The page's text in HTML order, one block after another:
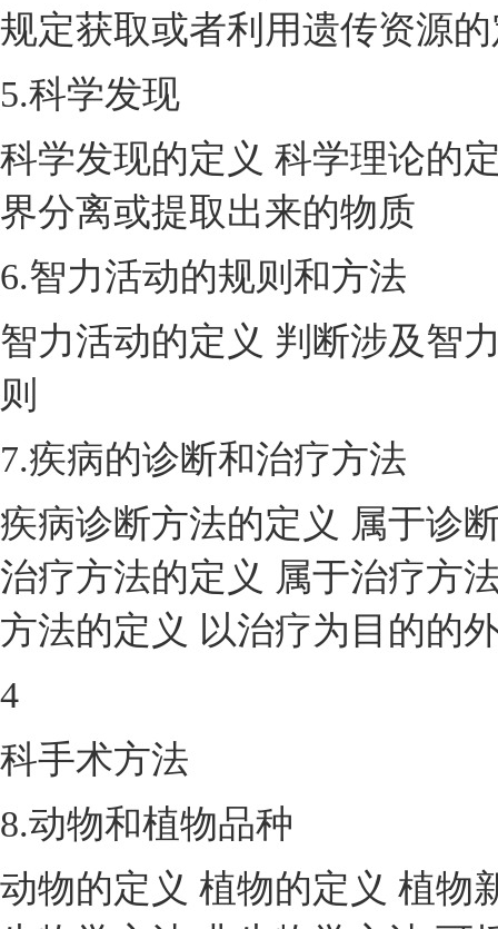
规定获取或者利用遗传资源
5.科学发现
科学发现的定义 科学理论的
界分离或提取出来的物质
6.智力活动的规则和方法
智力活动的定义 判断涉及智
则
7.疾病的诊断和治疗方法
疾病诊断方法的定义 属于诊
治疗方法的定义 属于治疗方
方法的定义 以治疗为目的的
4
科手术方法
8.动物和植物品种
动物的定义 植物的定义 植物